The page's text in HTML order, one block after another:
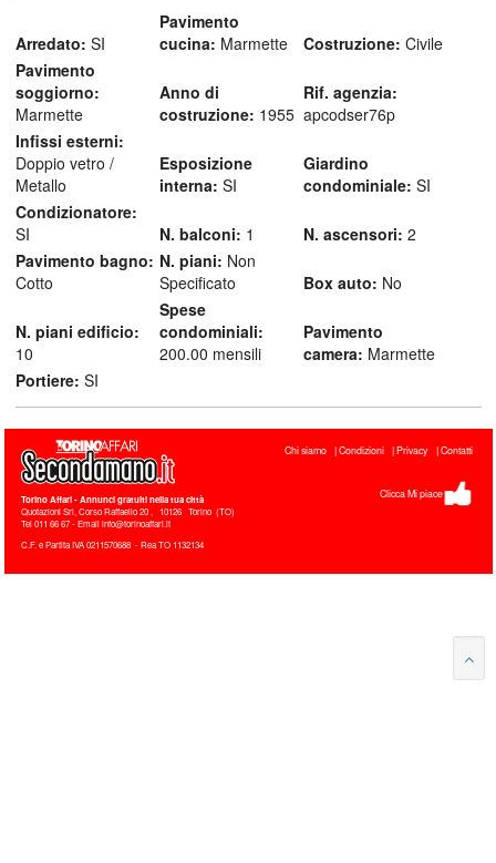
Arredato: SI
Pavimento
cucina: Marmette Costruzione: Civile
Pavimento
soggiorno:
Marmette
Anno di
costruzione: 1955
Rif. agenzia:
apcodser76p
Infissi esterni:
Doppio vetro /
Metallo
Esposizione
interna: SI
Giardino
condominiale: SI
Condizionatore:
SI
N. balconi: 1 N. ascensori: 2
Pavimento bagno:
Cotto
N. piani: Non
Specificato
Box auto: No
N. piani edificio:
10
Spese
condominiali:
200.00 mensili
Pavimento
camera: Marmette
Portiere: SI
Torino Affari- Annunci gratuiti nella tua città
Quotazioni Srl, Corso Raffaello 20, 10126 Torino (TO)
Tel011 66 67 - Email info@torinoaffari.it
C.F. e Partita IVA 0211570688 - Rea TO 1132134
Chi siamo Condizioni Privacy Contatti
Clicca Mi piace